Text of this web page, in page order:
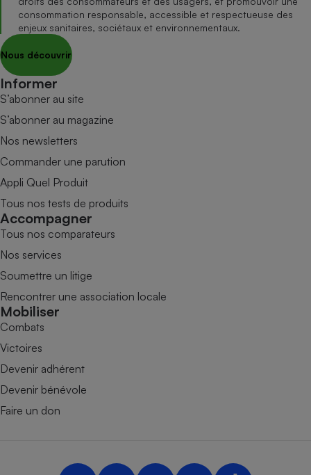
consommation responsable, accessible et respectueuse des
enjeux sanitaires, sociétaux et environnementaux.
Nous découvrir
Informer
S’abonner au site
S’abonner au magazine
Nos newsletters
Commander une parution
Appli Quel Produit
Tous nos tests de produits
Accompagner
Tous nos comparateurs
Nos services
Soumettre un litige
Rencontrer une association locale
Mobiliser
Combats
Victoires
Devenir adhérent
Devenir bénévole
Faire un don